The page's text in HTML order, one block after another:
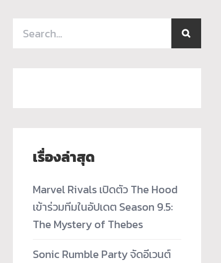
เรื่องล่าสุด
Marvel Rivals เปิดตัว The Hood
เข้าร่วมทีมในอัปเดต Season 9.5:
The Mystery of Thebes
Sonic Rumble Party จัดอีเวนต์